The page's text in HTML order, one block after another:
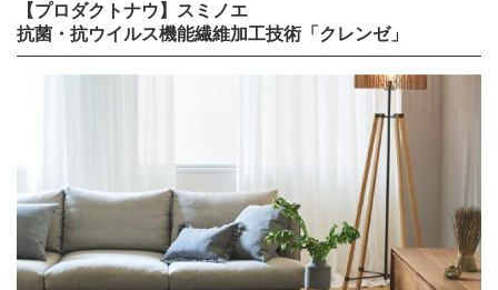
【プロダクトナウ】スミノエ
抗菌・抗ウイルス機能繊維加工技術「クレンゼ」